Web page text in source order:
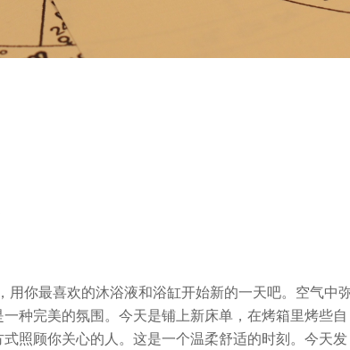
你最喜欢的沐浴液和浴缸开始新的一天吧。空气中
种完美的氛围。今天是铺上新床单，在烤箱里烤些自
照顾你关心的人。这是一个温柔舒适的时刻。今天发